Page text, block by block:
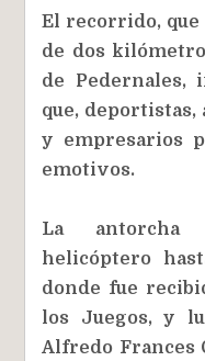
El recorrido,
de dos
de Pedernales,
que,
y empresarios
emotivos.
La antorcha
helicóptero
donde fue
los Juegos, y
Alfredo Frances